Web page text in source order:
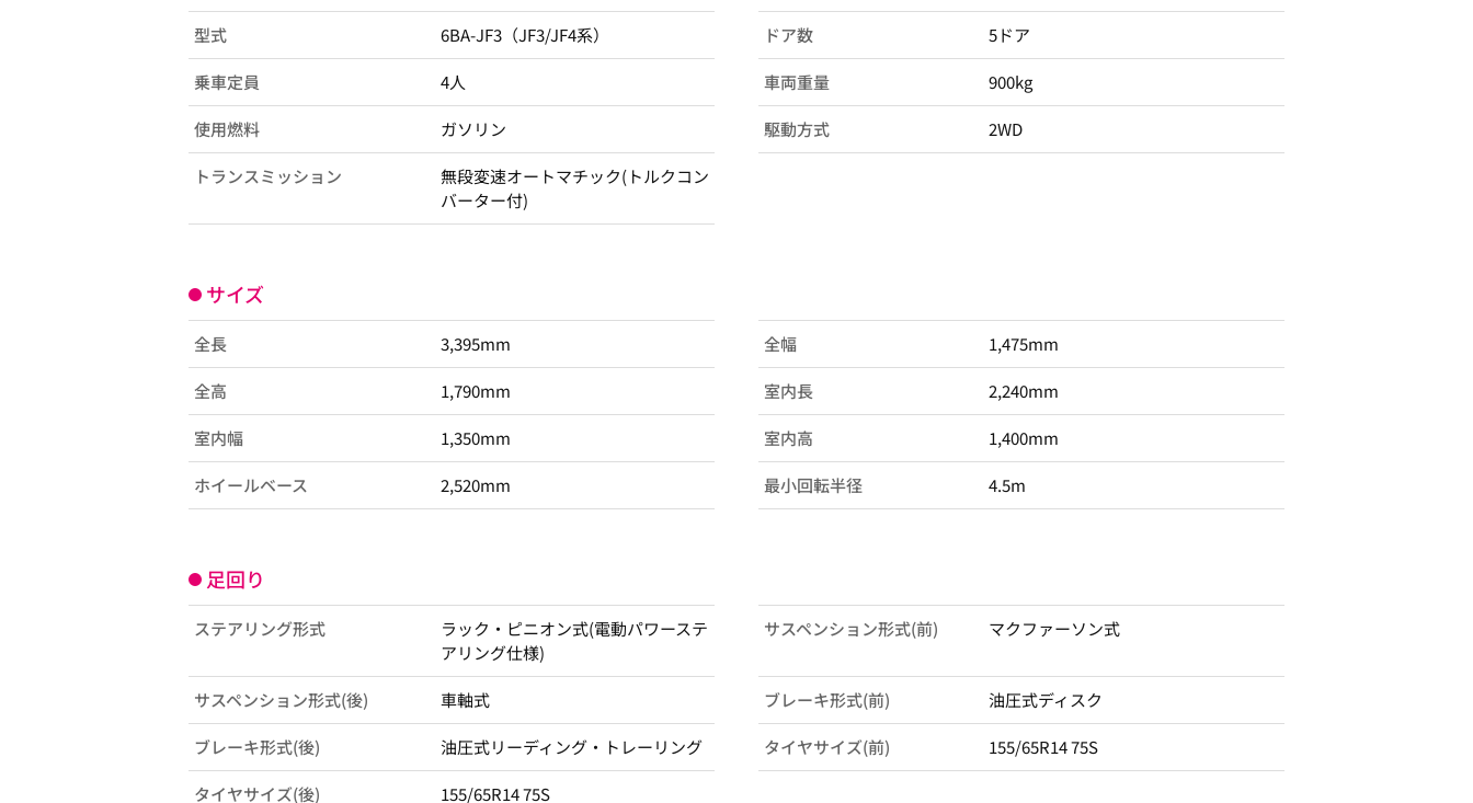
型式 6BA-JF3（JF3/JF4系） ドア数 5ドア
乗車定員 4人 車両重量 900kg
使用燃料 ガソリン 駆動方式 2WD
トランスミッション
無段変速オートマチック(トルクコン
バーター付)
サイズ
全長 3,395mm 全幅 1,475mm
全高 1,790mm 室内長 2,240mm
室内幅 1,350mm 室内高 1,400mm
ホイールベース 2,520mm 最小回転半径 4.5m
足回り
ステアリング形式
ラック・ピニオン式(電動パワーステ
アリング仕様)
サスペンション形式(前) マクファーソン式
サスペンション形式(後) 車軸式 ブレーキ形式(前) 油圧式ディスク
ブレーキ形式(後) 油圧式リーディング・トレーリング タイヤサイズ(前) 155/65R14 75S
タイヤサイズ(後) 155/65R14 75S